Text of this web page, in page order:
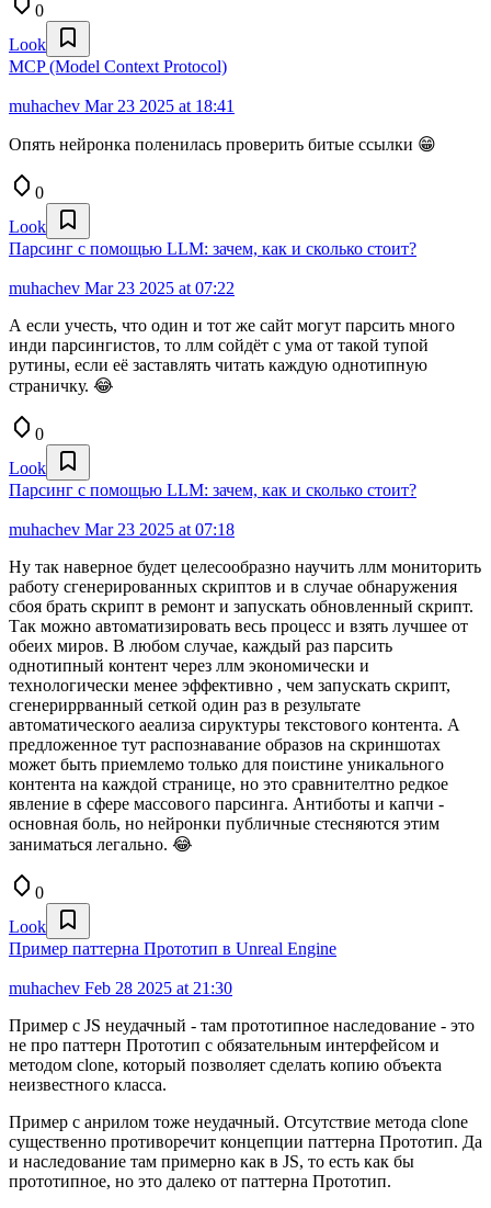
0
Look
MCP (Model Context Protocol)
muhachev Mar 23 2025 at 18:41
Опять нейронка поленилась проверить битые ссылки 😁
0
Look
Парсинг с помощью LLM: зачем, как и сколько стоит?
muhachev Mar 23 2025 at 07:22
А если учесть, что один и тот же сайт могут парсить много
инди парсингистов, то ллм сойдёт с ума от такой тупой
рутины, если её заставлять читать каждую однотипную
страничку. 😂
0
Look
Парсинг с помощью LLM: зачем, как и сколько стоит?
muhachev Mar 23 2025 at 07:18
Ну так наверное будет целесообразно научить ллм мониторить
работу сгенерированных скриптов и в случае обнаружения
сбоя брать скрипт в ремонт и запускать обновленный скрипт.
Так можно автоматизировать весь процесс и взять лучшее от
обеих миров. В любом случае, каждый раз парсить
однотипный контент через ллм экономически и
технологически менее эффективно , чем запускать скрипт,
сгенериррванный сеткой один раз в результате
автоматического аеализа сируктуры текстового контента. А
предложенное тут распознавание образов на скриншотах
может быть приемлемо только для поистине уникального
контента на каждой странице, но это сравнителтно редкое
явление в сфере массового парсинга. Антиботы и капчи -
основная боль, но нейронки публичные стесняются этим
заниматься легально. 😂
0
Look
Пример паттерна Прототип в Unreal Engine
muhachev Feb 28 2025 at 21:30
Пример с JS неудачный - там прототипное наследование - это
не про паттерн Прототип с обязательным интерфейсом и
методом clone, который позволяет сделать копию объекта
неизвестного класса.
Пример с анрилом тоже неудачный. Отсутствие метода clone
существенно противоречит концепции паттерна Прототип. Да
и наследование там примерно как в JS, то есть как бы
прототипное, но это далеко от паттерна Прототип.